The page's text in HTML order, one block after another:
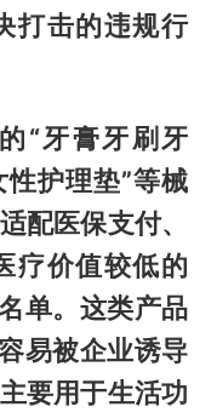
打击的违规行
“牙膏牙刷牙
护理垫”等械
配医保支付、
疗价值较低的
单。这类产品
易被企业诱导
要用于生活功